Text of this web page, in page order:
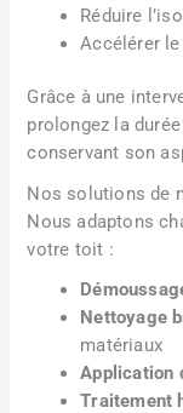
Réduire
Accélérer
Grâce à une
prolongez la
conservant son
Nos solutions de
Nous adaptons
votre toit :
Nettoyage
matériaux
Application
Traitement